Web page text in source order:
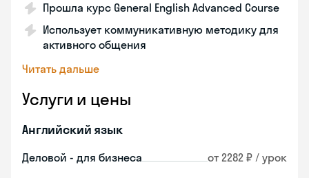
Прошла курс General English Advanced Course
Использует коммуникативную методику для
активного общения
Читать дальше
Услуги и цены
Английский язык
Деловой - для бизнеса от 2282 ₽ / урок